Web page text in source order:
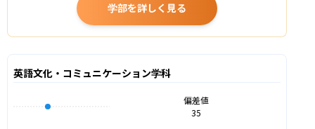
学部を詳しく見る
英語文化・コミュニケーション学科
偏差値
35